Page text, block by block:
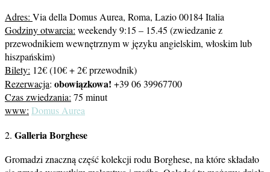
Adres: Via della Domus Aurea, Roma, Lazio 00184 Italia
Godziny otwarcia: weekendy 9:15 – 15.45 (zwiedzanie z
przewodnikiem wewnętrznym w języku angielskim, włoskim lub
hiszpańskim)
Bilety: 12€ (10€ + 2€ przewodnik)
Rezerwacja: obowiązkowa! +39 06 39967700
Czas zwiedzania: 75 minut
www: Domus Aurea
2. Galleria Borghese
Gromadzi znaczną część kolekcji rodu Borghese, na które składało